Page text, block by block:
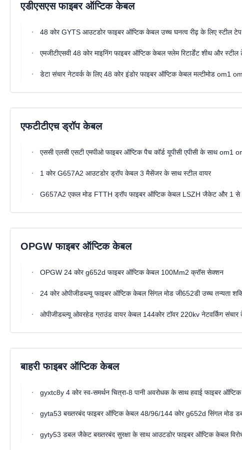
एडीएसएस फाइबर ऑप्टिक केबल
48 कोर GYTS आउटडोर फाइबर ऑप्टिक केबल उच्च घनत्व रीढ़ के लिए स्टील
एमजीटीएसवी 48 कोर माइनिंग फाइबर ऑप्टिक केबल फ्लेम रिटार्डेंट शीथ और
डेटा संचार नेटवर्क के लिए 48 कोर इंडोर फाइबर ऑप्टिक केबल मल्टीमोड om1
एफटीटीएच ड्रॉप केबल
एससी एलसी एसटी एमपीओ फाइबर ऑप्टिक पैच कॉर्ड यूपीसी एपीसी के साथ om1
1 कोर G657A2 आउटडोर ड्रॉप केबल 3 मैसेंजर के साथ स्टील वायर
G657A2 एकल मोड FTTH ड्रॉप फाइबर ऑप्टिक केबल LSZH जैकेट और 1 से
OPGW फाइबर ऑप्टिक केबल
OPGW 24 कोर g652d फाइबर ऑप्टिक केबल 100Mm2 क्रॉस सेक्शन
24 कोर ओपीजीडब्ल्यू फाइबर ऑप्टिक केबल सिंगल मोड जी652डी उच्च तन्यता
ओपीजीडब्ल्यू ओवरहेड ग्राउंड वायर केबल 144कोर टॉवर 220kv नेटवर्किंग संचार
बाहरी फाइबर ऑप्टिक केबल
gyxtc8y 4 कोर स्व-समर्थन चित्रा-8 पानी अवरोधक के साथ हवाई फाइबर
gyta53 बख्तरबंद फाइबर ऑप्टिक केबल 48/96/144 कोर g652d सिंगल मोड
gyty53 डबल जैकेट बख्तरबंद सुरक्षा के साथ आउटडोर फाइबर ऑप्टिक केबल